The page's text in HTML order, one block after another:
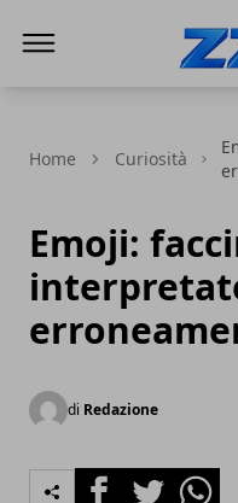
Home Curiosità
Emoji:
di Redazione
FacebookTwitter